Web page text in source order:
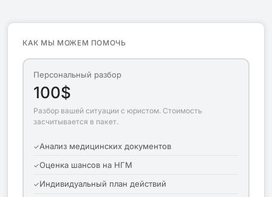
КАК МЫ МОЖЕМ ПОМОЧЬ
Персональный разбор
100$
Разбор вашей ситуации с юристом. Стоимость
засчитывается в пакет.
Анализ медицинских документов
Оценка шансов на НГМ
Индивидуальный план действий